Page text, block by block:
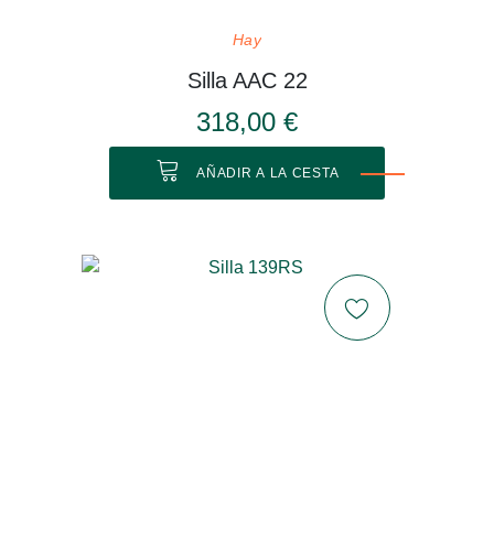
Hay
Silla AAC 22
318,00 €
AÑADIR A LA CESTA